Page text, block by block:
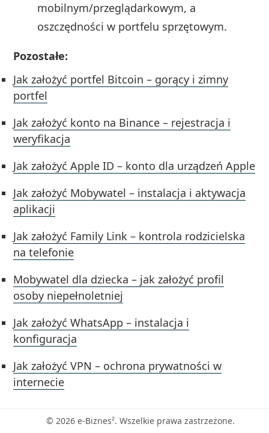
mobilnym/przeglądarkowym, a
oszczędności w portfelu sprzętowym.
Pozostałe:
Jak założyć portfel Bitcoin – gorący i zimny
portfel
Jak założyć konto na Binance – rejestracja i
weryfikacja
Jak założyć Apple ID – konto dla urządzeń Apple
Jak założyć Mobywatel – instalacja i aktywacja
aplikacji
Jak założyć Family Link – kontrola rodzicielska
na telefonie
Mobywatel dla dziecka – jak założyć profil
osoby niepełnoletniej
Jak założyć WhatsApp – instalacja i
konfiguracja
Jak założyć VPN – ochrona prywatności w
internecie
© 2026 e-Biznes². Wszelkie prawa zastrzeżone.